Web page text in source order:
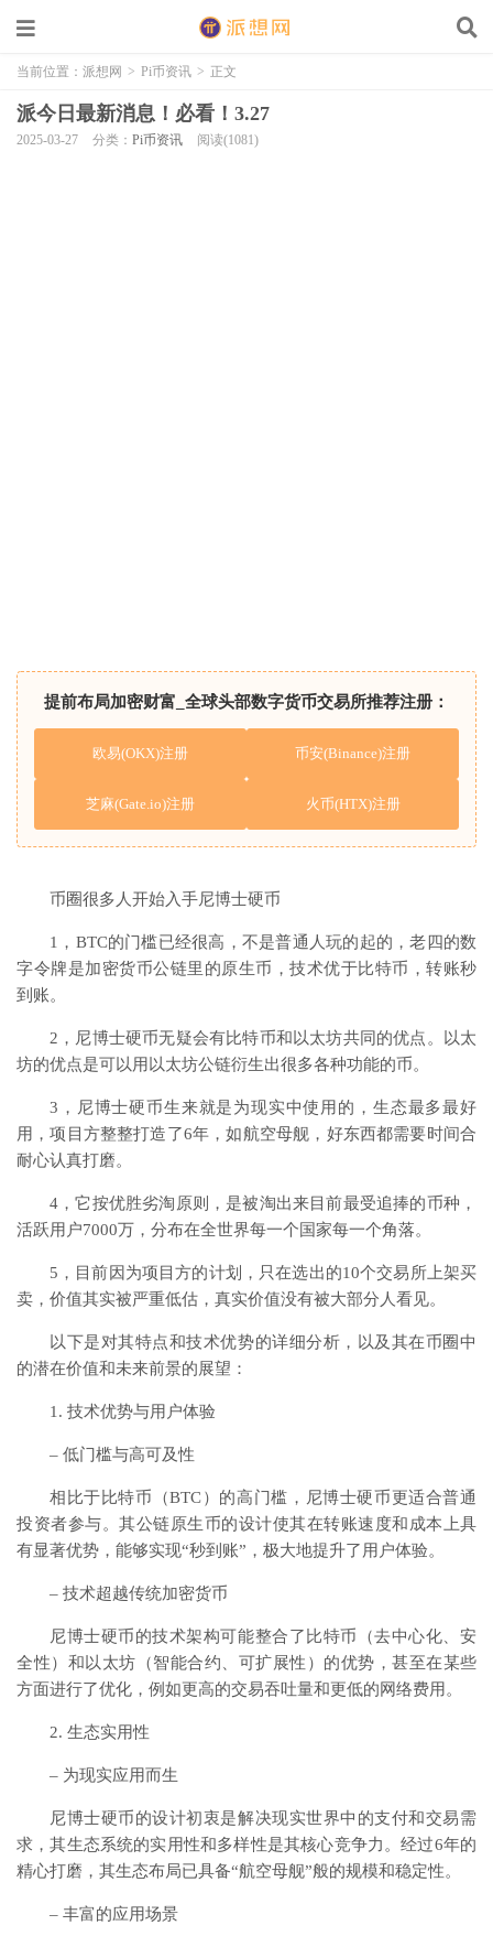
当前位置： 派想网 > Pi币资讯 > 正文
派今日最新消息！必看！3.27
2025-03-27 分类： Pi币资讯 阅读(1081)
提前布局加密财富_全球头部数字货币交易所推荐注册：
欧易(OKX)注册 币安(Binance)注册
芝麻(Gate.io)注册 火币(HTX)注册
币圈很多人开始入手尼博士硬币
1，BTC的门槛已经很高，不是普通人玩的起的，老四的数
字令牌是加密货币公链里的原生币，技术优于比特币，转账秒
到账。
2，尼博士硬币无疑会有比特币和以太坊共同的优点。以太
坊的优点是可以用以太坊公链衍生出很多各种功能的币。
3，尼博士硬币生来就是为现实中使用的，生态最多最好
用，项目方整整打造了6年，如航空母舰，好东西都需要时间合
耐心认真打磨。
4，它按优胜劣淘原则，是被淘出来目前最受追捧的币种，
活跃用户7000万，分布在全世界每一个国家每一个角落。
5，目前因为项目方的计划，只在选出的10个交易所上架买
卖，价值其实被严重低估，真实价值没有被大部分人看见。
以下是对其特点和技术优势的详细分析，以及其在币圈中
的潜在价值和未来前景的展望：
1. 技术优势与用户体验
– 低门槛与高可及性
相比于比特币（BTC）的高门槛，尼博士硬币更适合普通
投资者参与。其公链原生币的设计使其在转账速度和成本上具
有显著优势，能够实现“秒到账”，极大地提升了用户体验。
– 技术超越传统加密货币
尼博士硬币的技术架构可能整合了比特币（去中心化、安
全性）和以太坊（智能合约、可扩展性）的优势，甚至在某些
方面进行了优化，例如更高的交易吞吐量和更低的网络费用。
2. 生态实用性
– 为现实应用而生
尼博士硬币的设计初衷是解决现实世界中的支付和交易需
求，其生态系统的实用性和多样性是其核心竞争力。经过6年的
精心打磨，其生态布局已具备“航空母舰”般的规模和稳定性。
– 丰富的应用场景